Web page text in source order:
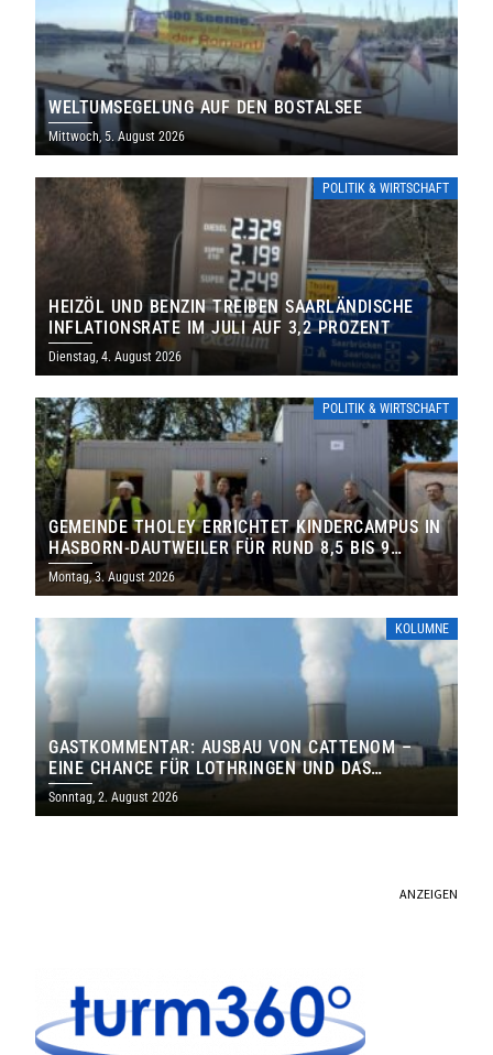
WELTUMSEGELUNG AUF DEN BOSTALSEE
Mittwoch, 5. August 2026
POLITIK & WIRTSCHAFT
HEIZÖL UND BENZIN TREIBEN SAARLÄNDISCHE
INFLATIONSRATE IM JULI AUF 3,2 PROZENT
Dienstag, 4. August 2026
POLITIK & WIRTSCHAFT
GEMEINDE THOLEY ERRICHTET KINDERCAMPUS IN
HASBORN-DAUTWEILER FÜR RUND 8,5 BIS 9
MILLIONEN EURO
Montag, 3. August 2026
KOLUMNE
GASTKOMMENTAR: AUSBAU VON CATTENOM –
EINE CHANCE FÜR LOTHRINGEN UND DAS
SAARLAND
Sonntag, 2. August 2026
ANZEIGEN